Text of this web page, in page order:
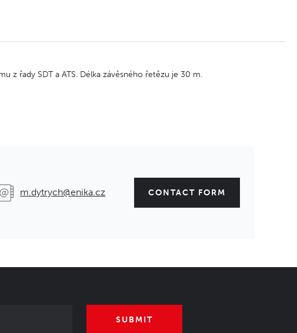
z řady SDT a ATS. Délka závěsného řetězu je 30 m.
m.dytrych@enika.cz CONTACT FORM
SUBMIT